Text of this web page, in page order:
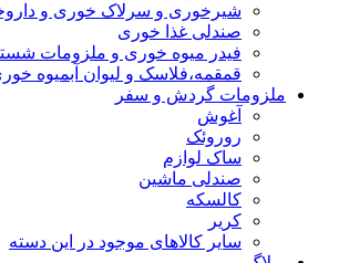
شیرخوری و سرلاک خوری و
صندلی غذا خوری
فیدر میوه خوری و ملزومات
قمقمه،فلاسک و لیوان آبمیوه
ملزومات گردش و سفر
آغوش
روروئک
ساک لوازم
صندلی ماشین
کالسکه
کریر
سایر کالاهای موجود در این دسته